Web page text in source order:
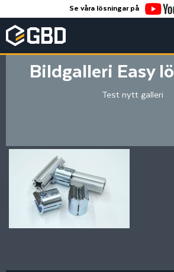
Se våra lösningar på
Bildgalleri Easy
Test nytt galleri